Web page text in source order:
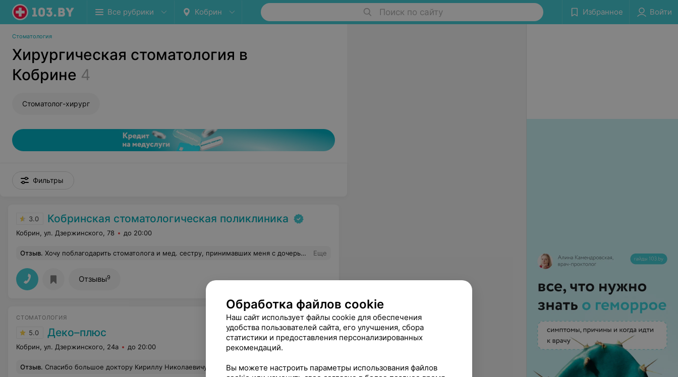
Все рубрики Кобрин Поиск по сайту Избранное Войти
Стоматология
Хирургическая стоматология в
Кобрине 4
Стоматолог-хирург
Фильтры
3.0 Кобринская стоматологическая поликлиника
Кобрин, ул. Дзержинского, 78 до 20:00
Отзыв. Хочу поблагодарить стоматолога и мед. сестру, принимавших меня с дочерью (06.04.2015) в девятом кабинете, очень компетентные и понимающие специалисты. К сожалению не спросил их фамилии (Молодой мужчина и женщина) - спасибо вам за щепетильное отношение к ребенку. Рекомендую всем... Еще
Отзывы9
СТОМАТОЛОГИЯ
5.0 Деко–плюс
Кобрин, ул. Дзержинского, 24а до 20:00
Отзыв. Спасибо большое доктору Кириллу Николаевичу и всему коллективу клиники за профессионализм. При консультации всегда имела четкий план лечения и информацию о стоимости услуг. Являюсь пациентом этой клиники 18 лет и всегда после приема выхожу с улыбкой и с хорошим настроением. И самое важное,что качество на долгие года, проверено временем. Рекомендую всем при необходимости воспользоваться услугами Деко-Плюс в Кобрине. Кириллу Николаевичу желаю всего самого доброго и хорошего!!! Еще
Обработка файлов cookie
Наш сайт использует файлы cookie для обеспечения
удобства пользователей сайта, его улучшения, сбора
статистики и предоставления персонализированных
рекомендаций.
Вы можете настроить параметры использования файлов